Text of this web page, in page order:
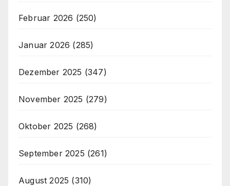
Februar 2026 (250)
Januar 2026 (285)
Dezember 2025 (347)
November 2025 (279)
Oktober 2025 (268)
September 2025 (261)
August 2025 (310)